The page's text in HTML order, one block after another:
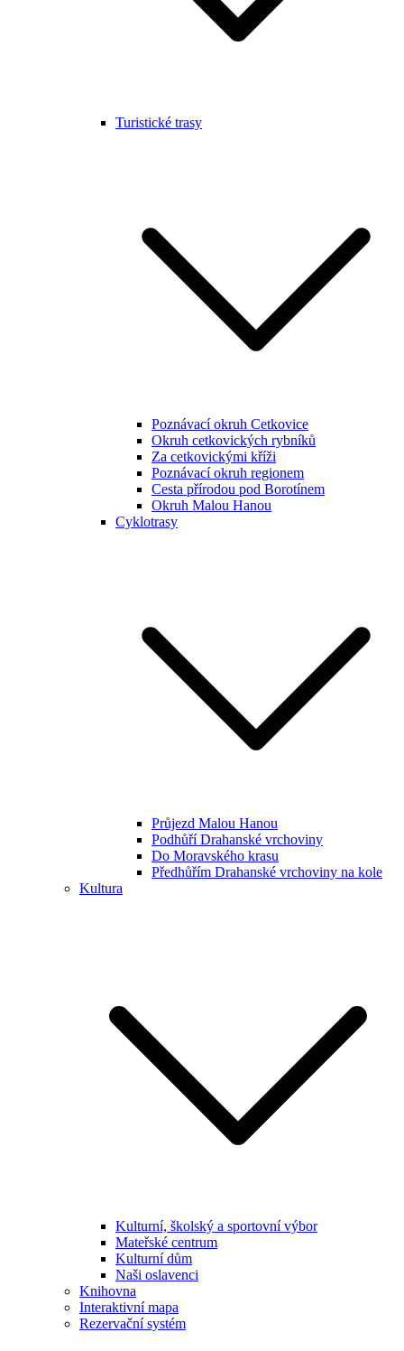
Turistické trasy
Poznávací okruh Cetkovice
Okruh cetkovických rybníků
Za cetkovickými kříži
Poznávací okruh regionem
Cesta přírodou pod Borotínem
Okruh Malou Hanou
Cyklotrasy
Průjezd Malou Hanou
Podhůří Drahanské vrchoviny
Do Moravského krasu
Předhůřím Drahanské vrchoviny na kole
Kultura
Kulturní, školský a sportovní výbor
Mateřské centrum
Kulturní dům
Naši oslavenci
Knihovna
Interaktivní mapa
Rezervační systém